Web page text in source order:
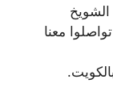
معنا